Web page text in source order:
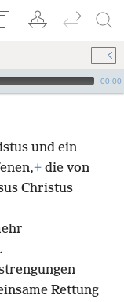
00:00
und ein
+ die von
Christus
Rettung